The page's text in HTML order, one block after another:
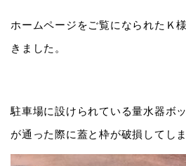
ホームページをご覧になられたＫ
きました。
駐車場に設けられている量水器ボ
が通った際に蓋と枠が破損してし